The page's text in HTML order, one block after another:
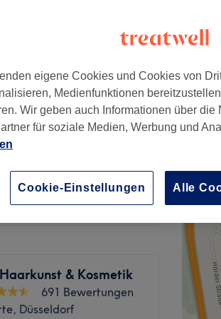
10 €
10 €
& Kosmetik
691 Bewertungen
Düsseldorf
eigene Cookies und Cookies von
Medienfunktionen
Wir geben auch Informationen über die
für soziale Medien, Werbung und
Cookie-Einstellungen Alle